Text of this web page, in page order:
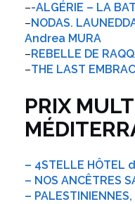
–-ALGÉRIE – LA
–NODAS.
Andrea MURA
–REBELLE DE
–THE LAST
PRIX
– 4STELLE HÔTEL
– NOS ANCÊTRES
–